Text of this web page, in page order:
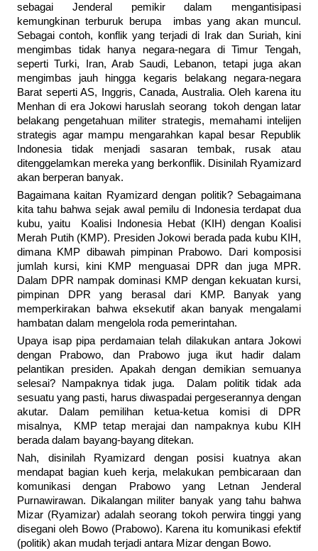
sebagai Jenderal pemikir dalam mengantisipasi
kemungkinan terburuk berupa imbas yang akan muncul.
Sebagai contoh, konflik yang terjadi di Irak dan Suriah, kini
mengimbas tidak hanya negara-negara di Timur Tengah,
seperti Turki, Iran, Arab Saudi, Lebanon, tetapi juga akan
mengimbas jauh hingga kegaris belakang negara-negara
Barat seperti AS, Inggris, Canada, Australia. Oleh karena itu
Menhan di era Jokowi haruslah seorang tokoh dengan latar
belakang pengetahuan militer strategis, memahami intelijen
strategis agar mampu mengarahkan kapal besar Republik
Indonesia tidak menjadi sasaran tembak, rusak atau
ditenggelamkan mereka yang berkonflik. Disinilah Ryamizard
akan berperan banyak.
Bagaimana kaitan Ryamizard dengan politik? Sebagaimana
kita tahu bahwa sejak awal pemilu di Indonesia terdapat dua
kubu, yaitu Koalisi Indonesia Hebat (KIH) dengan Koalisi
Merah Putih (KMP). Presiden Jokowi berada pada kubu KIH,
dimana KMP dibawah pimpinan Prabowo. Dari komposisi
jumlah kursi, kini KMP menguasai DPR dan juga MPR.
Dalam DPR nampak dominasi KMP dengan kekuatan kursi,
pimpinan DPR yang berasal dari KMP. Banyak yang
memperkirakan bahwa eksekutif akan banyak mengalami
hambatan dalam mengelola roda pemerintahan.
Upaya isap pipa perdamaian telah dilakukan antara Jokowi
dengan Prabowo, dan Prabowo juga ikut hadir dalam
pelantikan presiden. Apakah dengan demikian semuanya
selesai? Nampaknya tidak juga. Dalam politik tidak ada
sesuatu yang pasti, harus diwaspadai pergeserannya dengan
akutar. Dalam pemilihan ketua-ketua komisi di DPR
misalnya, KMP tetap merajai dan nampaknya kubu KIH
berada dalam bayang-bayang ditekan.
Nah, disinilah Ryamizard dengan posisi kuatnya akan
mendapat bagian kueh kerja, melakukan pembicaraan dan
komunikasi dengan Prabowo yang Letnan Jenderal
Purnawirawan. Dikalangan militer banyak yang tahu bahwa
Mizar (Ryamizar) adalah seorang tokoh perwira tinggi yang
disegani oleh Bowo (Prabowo). Karena itu komunikasi efektif
(politik) akan mudah terjadi antara Mizar dengan Bowo.